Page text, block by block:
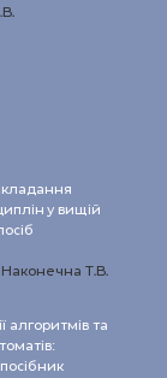
у вищій
Т.В.
алгоритмів та